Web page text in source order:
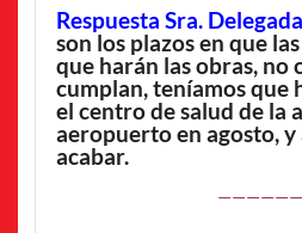
Respuesta Sra.
son los plazos en que
que harán las obras, no
cumplan, teníamos que
el centro de salud de la
aeropuerto en agosto, y
acabar.